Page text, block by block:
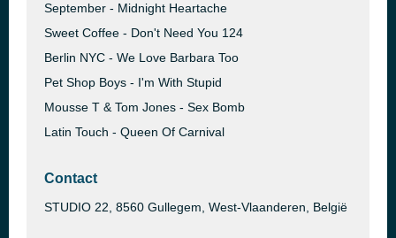
September - Midnight Heartache
Sweet Coffee - Don't Need You 124
Berlin NYC - We Love Barbara Too
Pet Shop Boys - I'm With Stupid
Mousse T & Tom Jones - Sex Bomb
Latin Touch - Queen Of Carnival
Contact
STUDIO 22, 8560 Gullegem, West-Vlaanderen, België